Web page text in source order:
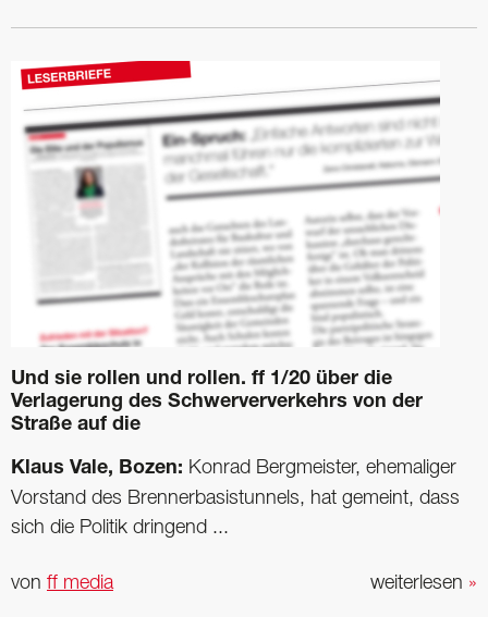
Und sie rollen und rollen. ff 1/20 über die
Verlagerung des Schwerververkehrs von der
Straße auf die
Klaus Vale, Bozen: Konrad Bergmeister, ehemaliger
Vorstand des Brennerbasistunnels, hat gemeint, dass
sich die Politik ­dringend ...
weiterlesen »
von ff media